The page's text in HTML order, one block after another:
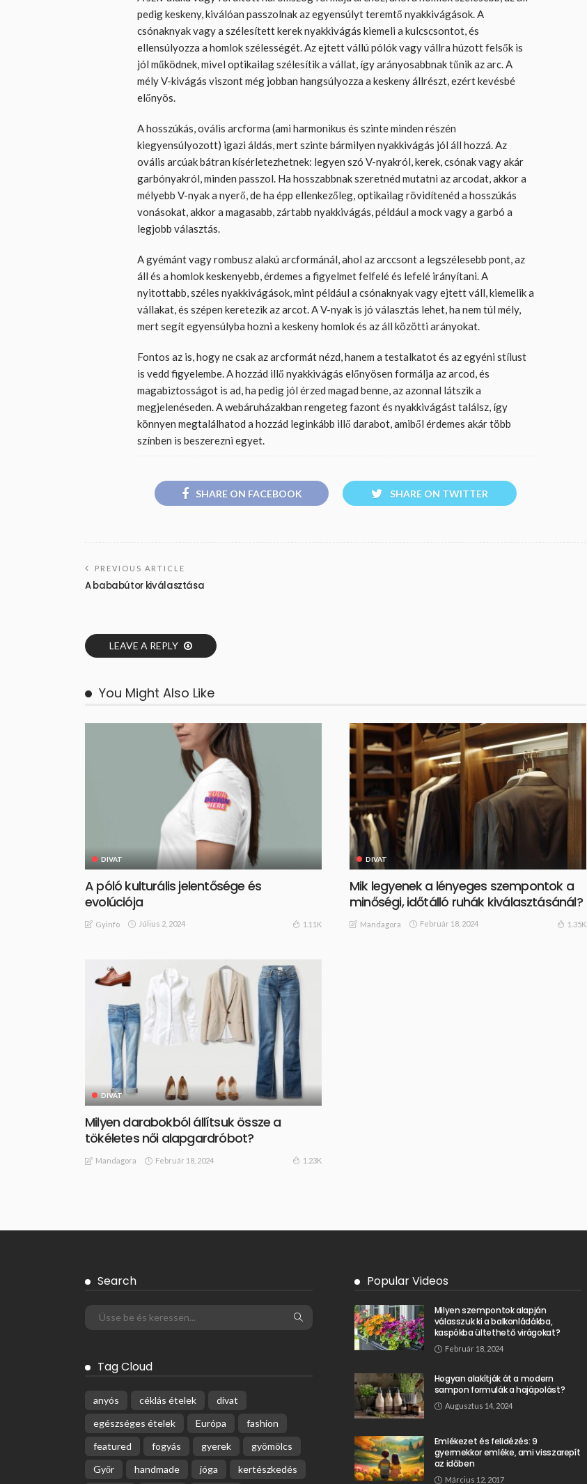
pedig keskeny, kiválóan passzolnak az egyensúlyt teremtő nyakkivágások. A
csónaknyak vagy a szélesített kerek nyakkivágás kiemeli a kulcscsontot, és
ellensúlyozza a homlok szélességét. Az ejtett vállú pólók vagy vállra húzott felsők is
jól működnek, mivel optikailag szélesítik a vállat, így arányosabbnak tűnik az arc. A
mély V-kivágás viszont még jobban hangsúlyozza a keskeny állrészt, ezért kevésbé
előnyös.
A hosszúkás, ovális arcforma (ami harmonikus és szinte minden részén
kiegyensúlyozott) igazi áldás, mert szinte bármilyen nyakkivágás jól áll hozzá. Az
ovális arcúak bátran kísérletezhetnek: legyen szó V-nyakról, kerek, csónak vagy akár
garbónyakról, minden passzol. Ha hosszabbnak szeretnéd mutatni az arcodat, akkor a
mélyebb V-nyak a nyerő, de ha épp ellenkezőleg, optikailag rövidítenéd a hosszúkás
vonásokat, akkor a magasabb, zártabb nyakkivágás, például a mock vagy a garbó a
legjobb választás.
A gyémánt vagy rombusz alakú arcformánál, ahol az arccsont a legszélesebb pont, az
áll és a homlok keskenyebb, érdemes a figyelmet felfelé és lefelé irányítani. A
nyitottabb, széles nyakkivágások, mint például a csónaknyak vagy ejtett váll, kiemelik a
vállakat, és szépen keretezik az arcot. A V-nyak is jó választás lehet, ha nem túl mély,
mert segít egyensúlyba hozni a keskeny homlok és az áll közötti arányokat.
Fontos az is, hogy ne csak az arcformát nézd, hanem a testalkatot és az egyéni stílust
is vedd figyelembe. A hozzád illő nyakkivágás előnyösen formálja az arcod, és
magabiztosságot is ad, ha pedig jól érzed magad benne, az azonnal látszik a
megjelenéseden. A webáruházakban rengeteg fazont és nyakkivágást találsz, így
könnyen megtalálhatod a hozzád leginkább illő darabot, amiből érdemes akár több
színben is beszerezni egyet.
SHARE ON FACEBOOK SHARE ON TWITTER
PREVIOUS ARTICLE
A bababútor kiválasztása
LEAVE A REPLY
You Might Also Like
DIVAT
A póló kulturális jelentősége és
evolúciója
Gyinfo Július 2, 2024 1.11K
DIVAT
Mik legyenek a lényeges szempontok a
minőségi, időtálló ruhák kiválasztásánál?
Mandagora Február 18, 2024 1.35K
DIVAT
Milyen darabokból állítsuk össze a
tökéletes női alapgardróbot?
Mandagora Február 18, 2024 1.23K
Search
Tag Cloud
anyós céklás ételek
divat
egészséges ételek
Európa
fashion
featured
fogyás gyerek
gyömölcs
Győr
handmade jóga kertészkedés
Popular Videos
Milyen szempontok alapján
válasszuk ki a balkonládákba,
kaspókba ültethető virágokat?
Február 18, 2024
Hogyan alakítják át a modern
sampon formulák a hajápolást?
Augusztus 14, 2024
Emlékezet és felidézés: 9
gyermekkor emléke, ami visszarepít
az időben
Március 12, 2017